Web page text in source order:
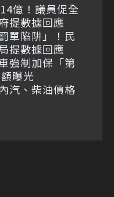
億！議員促全
提數據回應
單陷阱」！民
提數據回應
強制加保「第
曝光
汽、柴油價格